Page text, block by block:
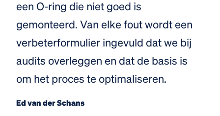
een O-ring die niet goed is
gemonteerd. Van elke fout wordt een
verbeterformulier ingevuld dat we bij
audits overleggen en dat de basis is
om het proces te optimaliseren.
Ed van der Schans